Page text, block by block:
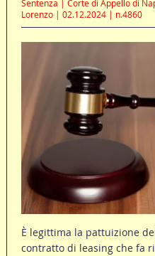
Sentenza | Corte di Appello di
Lorenzo | 02.12.2024 | n.4860
È legittima la pattuizione
contratto di leasing che fa